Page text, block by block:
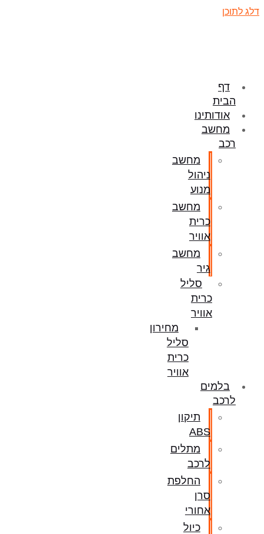
דלג לתוכן
דף
הבית
אודותינו
מחשב
רכב
מחשב
ניהול
מנוע
מחשב
כרית
אוויר
מחשב
גיר
סליל
כרית
אוויר
מחירון
סליל
כרית
אוויר
בלמים
לרכב
תיקון
ABS
מתלים
לרכב
החלפת
סרן
אחורי
כיול